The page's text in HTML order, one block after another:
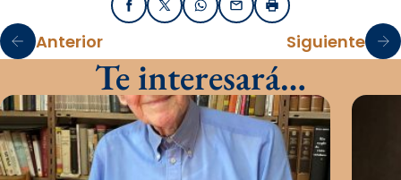
FacebookX / TwitterWhatsApp
EmailImprimir
Anterior Siguiente
Te interesará…